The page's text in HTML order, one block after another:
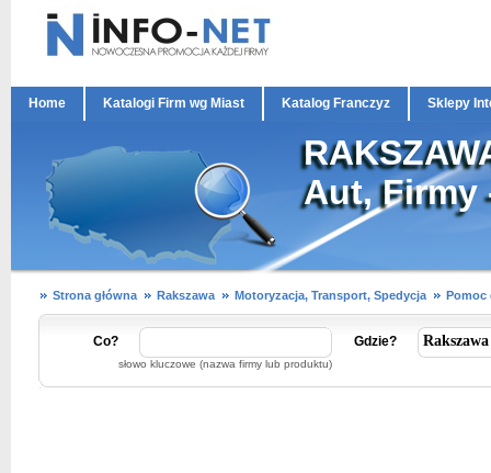
Home Katalogi Firm wg Miast Katalog Franczyz Sklepy
Aut, Firmy
Strona główna Rakszawa Motoryzacja, Transport, Spedycja Pomoc
Co?
słowo kluczowe (nazwa firmy lub produktu)
Gdzie?